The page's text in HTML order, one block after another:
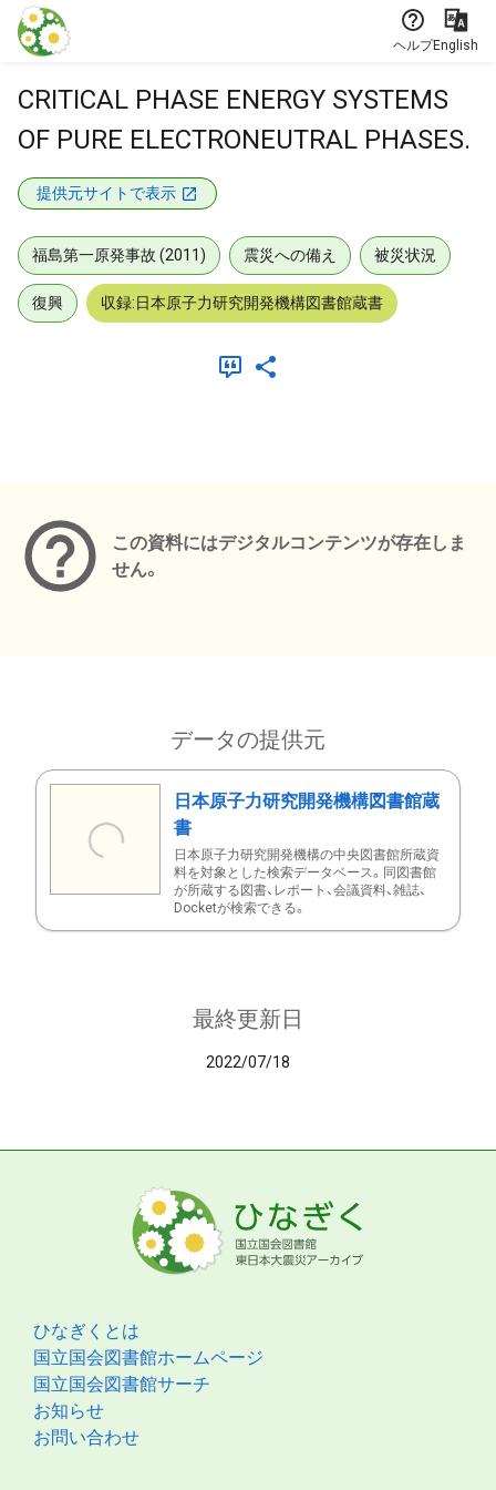
本文に飛ぶ
ヘルプEnglish
CRITICAL PHASE ENERGY SYSTEMS
OF PURE ELECTRONEUTRAL PHASES.
提供元サイトで表示
福島第一原発事故 (2011) 震災への備え 被災状況
復興 収録:日本原子力研究開発機構図書館蔵書
この資料にはデジタルコンテンツが存在しま
せん。
データの提供元
日本原子力研究開発機構図書館蔵
書
日本原子力研究開発機構の中央図書館所蔵資
料を対象とした検索データベース。同図書館
が所蔵する図書、レポート、会議資料、雑誌、
Docketが検索できる。
最終更新日
2022/07/18
ひなぎくとは
国立国会図書館ホームページ
国立国会図書館サーチ
お知らせ
お問い合わせ